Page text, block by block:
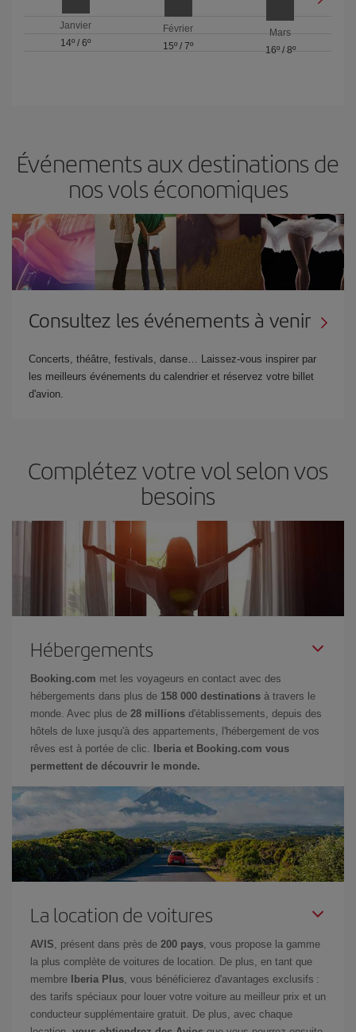
Janvier
14º /6º
Février
15º / 7º
Mars
16º/ 8º
Événements aux destinations de
nos vols économiques
Consultez les événements à venir
Concerts, théâtre, festivals, danse… Laissez-vous inspirer par
les meilleurs événements du calendrier et réservez votre billet
d'avion.
Complétez votre vol selon vos
besoins
Hébergements
Booking.com met les voyageurs en contact avec des
hébergements dans plus de 158 000 destinations à travers le
monde. Avec plus de 28 millions d'établissements, depuis des
hôtels de luxe jusqu'à des appartements, l'hébergement de vos
rêves est à portée de clic.
Iberia et Booking.com vous
permettent de découvrir le monde.
La location de voitures
AVIS , présent dans près de 200 pays , vous propose la gamme
la plus complète de voitures de location. De plus, en tant que
membre
Iberia Plus , vous bénéficierez d'avantages exclusifs :
des tarifs spéciaux pour louer votre voiture au meilleur prix et un
conducteur supplémentaire gratuit. De plus, avec chaque